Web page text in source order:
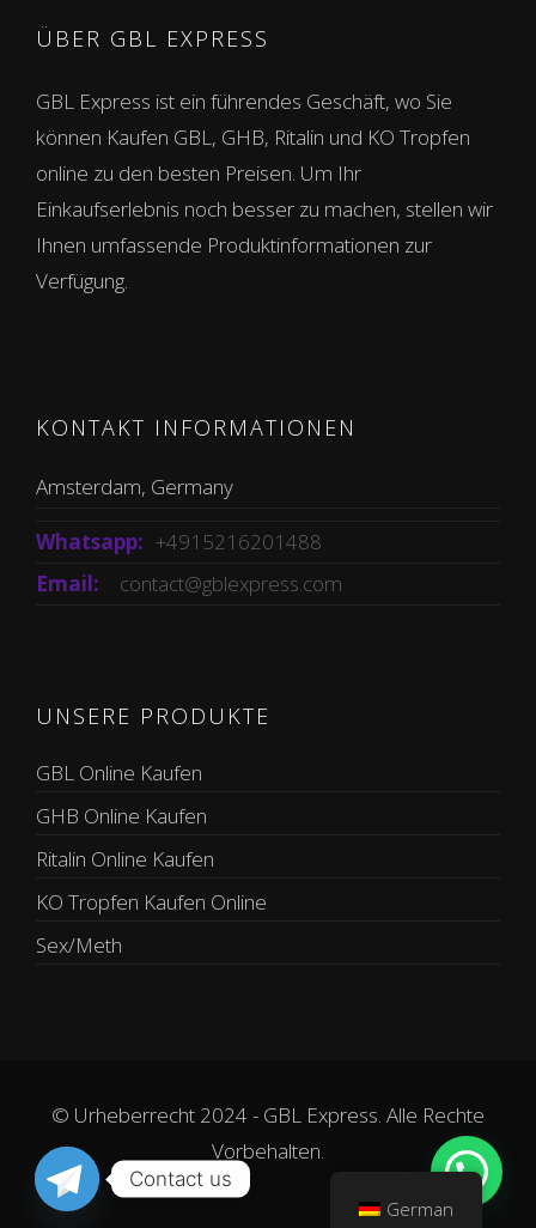
ÜBER GBL EXPRESS
GBL Express ist ein führendes Geschäft, wo Sie
können Kaufen GBL, GHB, Ritalin und KO Tropfen
online zu den besten Preisen. Um Ihr
Einkaufserlebnis noch besser zu machen, stellen wir
Ihnen umfassende Produktinformationen zur
Verfügung.
KONTAKT INFORMATIONEN
Amsterdam, Germany
Whatsapp: +4915216201488
Email:
contact@gblexpress.com
UNSERE PRODUKTE
GBL Online Kaufen
GHB Online Kaufen
Ritalin Online Kaufen
KO Tropfen Kaufen Online
Sex/Meth
© Urheberrecht 2024 - GBL Express. Alle Rechte
Vorbehalten.
German
Contact us